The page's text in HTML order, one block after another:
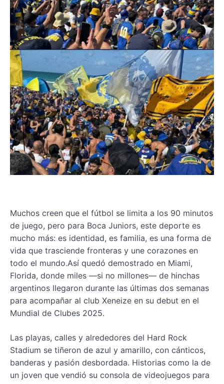
Muchos creen que el fútbol se limita a los 90 minutos
de juego, pero para Boca Juniors, este deporte es
mucho más: es identidad, es familia, es una forma de
vida que trasciende fronteras y une corazones en
todo el mundo.Así quedó demostrado en Miami,
Florida, donde miles —si no millones— de hinchas
argentinos llegaron durante las últimas dos semanas
para acompañar al club Xeneize en su debut en el
Mundial de Clubes 2025.
Las playas, calles y alrededores del Hard Rock
Stadium se tiñeron de azul y amarillo, con cánticos,
banderas y pasión desbordada. Historias como la de
un joven que vendió su consola de videojuegos para